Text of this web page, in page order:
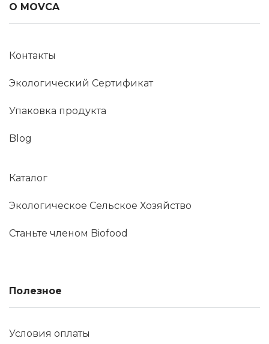
О MOVCA
Контакты
Экологический Сертификат
Упаковка продукта
Blog
Каталог
Экологическое Сельское Хозяйство
Станьте членом Biofood
Полезное
Условия оплаты